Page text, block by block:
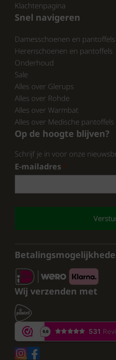
CONCLUSIE:
Wacht niet langer en
Wolky dames sandalen.
pantoffelspecialist.nl en
mooie cognackleur.
sandalen!
Klachtenpagina
Snel navigeren
Damesschoenen en pantoffels
Herenschoenen en pantoffels
Onderhoud
Sale
Alles over Glerups
Alles over Rohde
Alles over Warmbat
Alles over Medische pantoffels
Op de hoogte blijven?
Schrijf je in voor onze
E-mailadres *
CAPTCHA
Wij verzenden met